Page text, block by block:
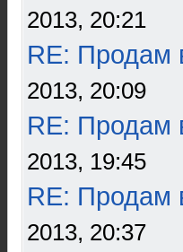
2013, 20:21
RE: Продам
2013, 20:09
RE: Продам
2013, 19:45
RE: Продам
2013, 20:37